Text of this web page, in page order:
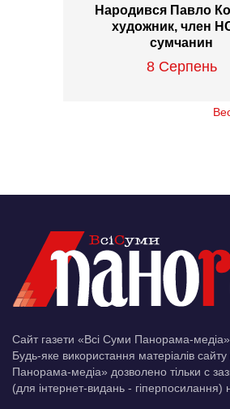
Народився Павло
художник, член
сумчанин
8 Серпень
Сайт газети «Всі Суми Панорама-
Будь-яке використання матеріалів
Панорама-медіа» дозволено тільки c
(для інтернет-видань - гіперпосилання)